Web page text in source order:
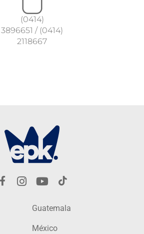
(0414)
3896651 / (0414)
2118667
Guatemala
México